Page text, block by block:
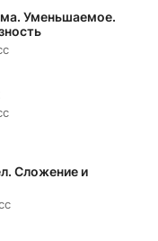
Уменьшаемое.
Сложение и